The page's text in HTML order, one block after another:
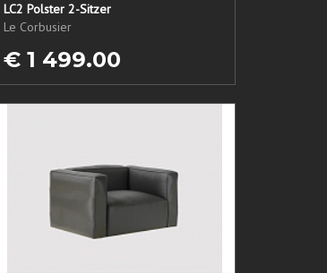
LC2 Polster 2-Sitzer
Le Corbusier
€ 1 499.00